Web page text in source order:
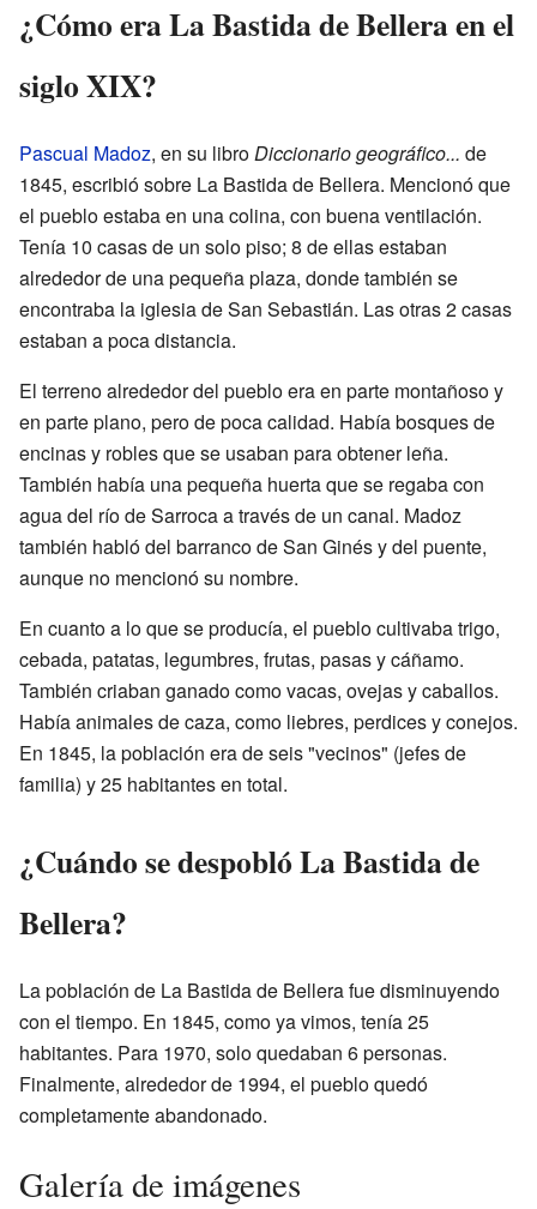
¿Cómo era La Bastida de Bellera en el
siglo XIX?
Pascual Madoz, en su libroDiccionario geográfico... de
1845, escribió sobre La Bastida de Bellera. Mencionó que
el pueblo estaba en una colina, con buena ventilación.
Tenía 10 casas de un solo piso; 8 de ellas estaban
alrededor de una pequeña plaza, donde también se
encontraba la iglesia de San Sebastián. Las otras 2 casas
estaban a poca distancia.
El terreno alrededor del pueblo era en parte montañoso y
en parte plano, pero de poca calidad. Había bosques de
encinas y robles que se usaban para obtener leña.
También había una pequeña huerta que se regaba con
agua del río de Sarroca a través de un canal. Madoz
también habló del barranco de San Ginés y del puente,
aunque no mencionó su nombre.
En cuanto a lo que se producía, el pueblo cultivaba trigo,
cebada, patatas, legumbres, frutas, pasas y cáñamo.
También criaban ganado como vacas, ovejas y caballos.
Había animales de caza, como liebres, perdices y conejos.
En 1845, la población era de seis "vecinos" (jefes de
familia) y 25 habitantes en total.
¿Cuándo se despobló La Bastida de
Bellera?
La población de La Bastida de Bellera fue disminuyendo
con el tiempo. En 1845, como ya vimos, tenía 25
habitantes. Para 1970, solo quedaban 6 personas.
Finalmente, alrededor de 1994, el pueblo quedó
completamente abandonado.
Galería de imágenes